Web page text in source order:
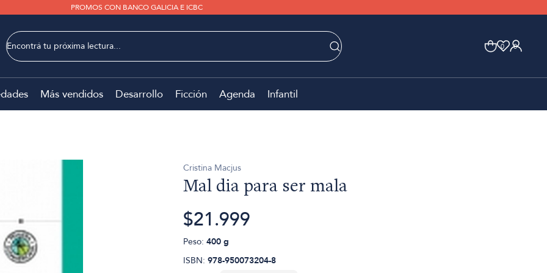
PROMOS CON BANCO GALICIA E ICBC
0 0
Más vendidos Desarrollo Ficción Agenda Infantil
Cristina Macjus
Mal dia para ser mala
$21.999
Peso: 400 g
ISBN: 978-950073204-8